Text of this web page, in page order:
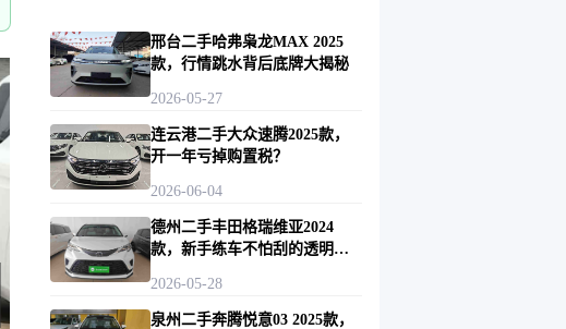
邢台二手哈弗枭龙MAX 2025
款，行情跳水背后底牌大揭秘
2026-05-27
连云港二手大众速腾2025款，
开一年亏掉购置税？
2026-06-04
德州二手丰田格瑞维亚2024
款，新手练车不怕刮的透明选
2026-05-28
泉州二手奔腾悦意03 2025款，